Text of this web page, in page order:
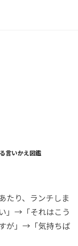
言いかえ図鑑
たり、ランチしま
」→「それはこう
が」→「気持ちば